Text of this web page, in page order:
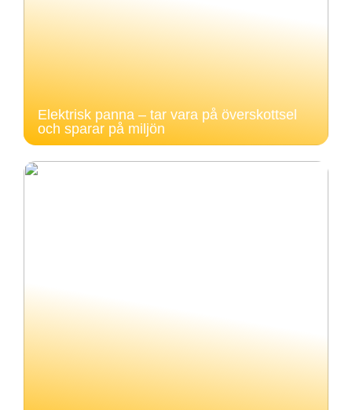
Elektrisk panna – tar vara på överskottsel
och sparar på miljön